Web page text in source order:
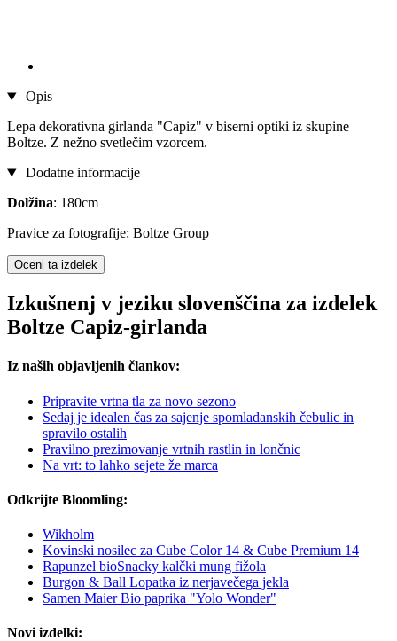
Opis
Lepa dekorativna girlanda "Capiz" v biserni optiki iz skupine
Boltze. Z nežno svetlečim vzorcem.
Dodatne informacije
Dolžina: 180cm
Pravice za fotografije: Boltze Group
Oceni ta izdelek
Izkušnenj v jeziku slovenščina za izdelek
Boltze Capiz-girlanda
Iz naših objavljenih člankov:
Pripravite vrtna tla za novo sezono
Sedaj je idealen čas za sajenje spomladanskih čebulic in
spravilo ostalih
Pravilno prezimovanje vrtnih rastlin in lončnic
Na vrt: to lahko sejete že marca
Odkrijte Bloomling:
Wikholm
Kovinski nosilec za Cube Color 14 & Cube Premium 14
Rapunzel bioSnacky kalčki mung fižola
Burgon & Ball Lopatka iz nerjavečega jekla
Samen Maier Bio paprika "Yolo Wonder"
Novi izdelki: